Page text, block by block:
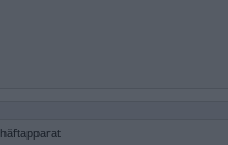
häftapparat